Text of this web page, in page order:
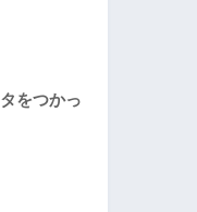
をつかっ